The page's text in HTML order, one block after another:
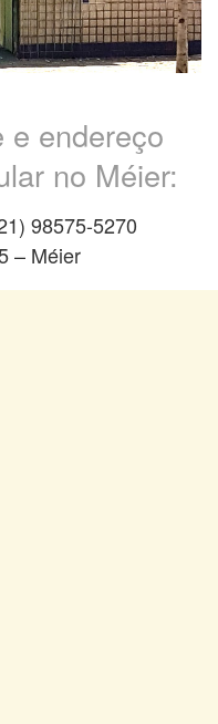
e endereço
no Méier:
98575-5270
– Méier